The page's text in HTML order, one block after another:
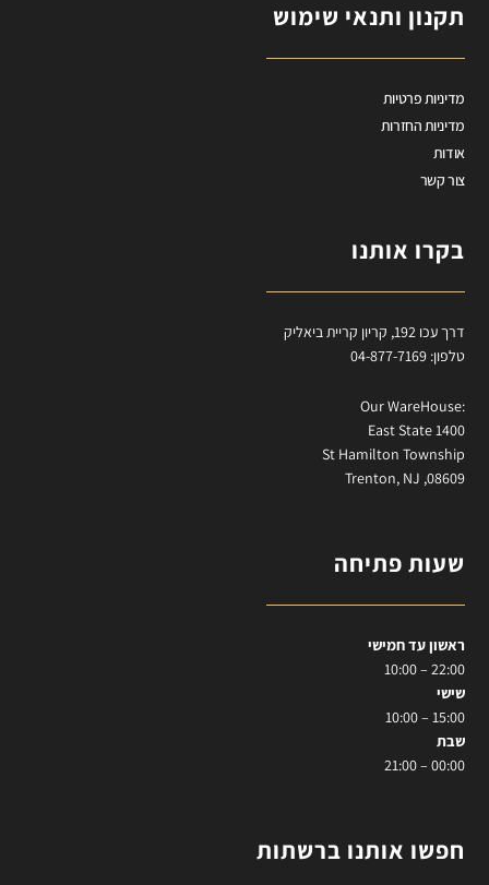
תקנון ותנאי שימוש
מדיניות פרטיות
מדיניות החזרות
אודות
צור קשר
בקרו אותנו
דרך עכו 192, קריון קריית ביאליק
טלפון: 04-877-7169
:Our WareHouse
East State 1400
St Hamilton Township
Trenton, NJ ,08609
שעות פתיחה
ראשון עד חמישי
22:00 – 10:00
שישי
15:00 – 10:00
שבת
00:00 – 21:00
חפשו אותנו ברשתות